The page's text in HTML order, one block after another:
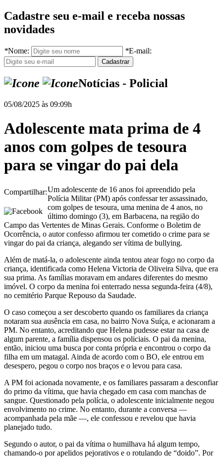
Cadastre seu e-mail e receba nossas
novidades
*Nome: *E-mail:
Notícias - Policial
05/08/2025 às 09:09h
Adolescente mata prima de 4
anos com golpes de tesoura
para se vingar do pai dela
Compartilhar:Um adolescente de 16 anos foi apreendido pela
Polícia Militar (PM) após confessar ter assassinado,
com golpes de tesoura, uma menina de 4 anos, no
último domingo (3), em Barbacena, na região do
Campo das Vertentes de Minas Gerais. Conforme o Boletim de
Ocorrência, o autor confesso afirmou ter cometido o crime para se
vingar do pai da criança, alegando ser vítima de bullying.
Além de matá-la, o adolescente ainda tentou atear fogo no corpo da
criança, identificada como Helena Victoria de Oliveira Silva, que era
sua prima. As famílias moravam em andares diferentes do mesmo
imóvel. O corpo da menina foi enterrado nessa segunda-feira (4/8),
no cemitério Parque Repouso da Saudade.
O caso começou a ser descoberto quando os familiares da criança
notaram sua ausência em casa, no bairro Nova Suíça, e acionaram a
PM. No entanto, acreditando que Helena pudesse estar na casa de
algum parente, a família dispensou os policiais. O pai da menina,
então, iniciou uma busca por conta própria e encontrou o corpo da
filha em um matagal. Ainda de acordo com o BO, ele entrou em
desespero, pegou o corpo nos braços e o levou para casa.
A PM foi acionada novamente, e os familiares passaram a desconfiar
do primo da vítima, que havia chegado em casa com manchas de
sangue. Questionado pela polícia, o adolescente inicialmente negou
envolvimento no crime. No entanto, durante a conversa —
acompanhada pela mãe —, ele confessou e revelou que havia
planejado tudo.
Segundo o autor, o pai da vítima o humilhava há algum tempo,
chamando-o por apelidos pejorativos e o rotulando de “doido”. Por